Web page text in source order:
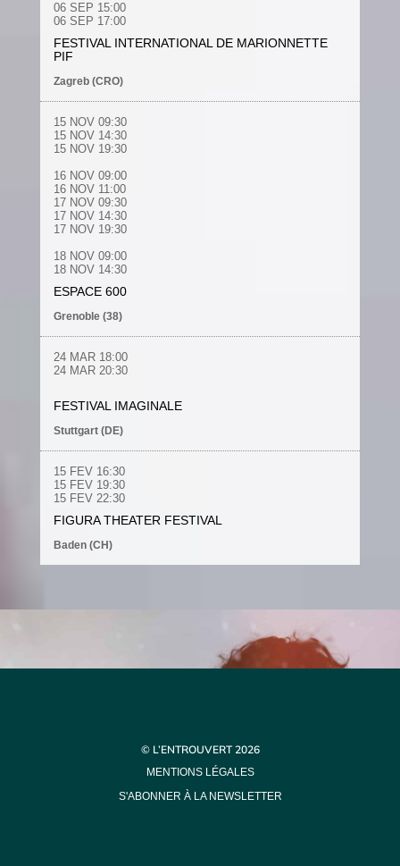
06 SEP 15:00
06 SEP 17:00
FESTIVAL INTERNATIONAL DE MARIONNETTE
PIF
Zagreb (CRO)
15 NOV 09:30
15 NOV 14:30
15 NOV 19:30
16 NOV 09:00
16 NOV 11:00
17 NOV 09:30
17 NOV 14:30
17 NOV 19:30
18 NOV 09:00
18 NOV 14:30
ESPACE 600
Grenoble (38)
24 MAR 18:00
24 MAR 20:30
FESTIVAL IMAGINALE
Stuttgart (DE)
15 FEV 16:30
15 FEV 19:30
15 FEV 22:30
FIGURA THEATER FESTIVAL
Baden (CH)
© L’ENTROUVERT 2026
MENTIONS LÉGALES
S'ABONNER À LA NEWSLETTER